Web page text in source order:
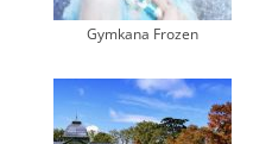
Gymkana Frozen